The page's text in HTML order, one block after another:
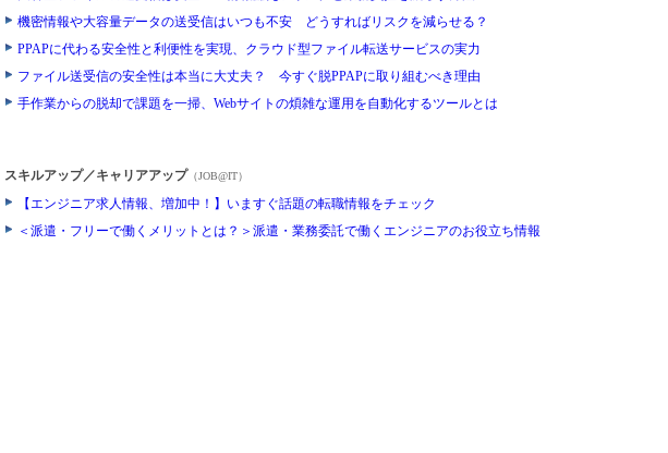
機密情報や大容量データの送受信はいつも不安 どうすればリスクを減らせる？
PPAPに代わる安全性と利便性を実現、クラウド型ファイル転送サービスの実力
ファイル送受信の安全性は本当に大丈夫？ 今すぐ脱PPAPに取り組むべき理由
手作業からの脱却で課題を一掃、Webサイトの煩雑な運用を自動化するツールとは
スキルアップ／キャリアアップ （JOB@IT）
【エンジニア求人情報、増加中！】いますぐ話題の転職情報をチェック
＜派遣・フリーで働くメリットとは？＞派遣・業務委託で働くエンジニアのお役立ち情報